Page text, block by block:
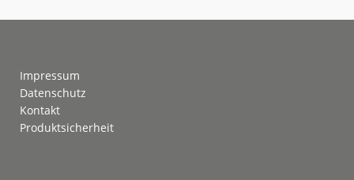
Impressum
Datenschutz
Kontakt
Produktsicherheit